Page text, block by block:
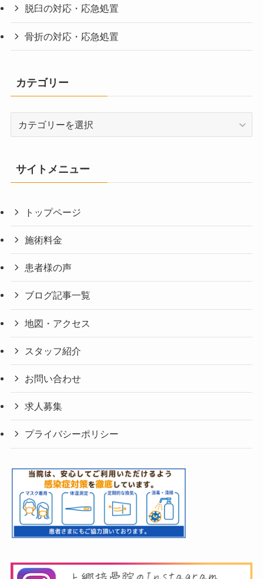
脱臼の対応・応急処置
骨折の対応・応急処置
カテゴリー
リ
サイトメニュー
トップページ
施術料金
患者様の声
ブログ記事一覧
地図・アクセス
スタッフ紹介
お問い合わせ
求人募集
プライバシーポリシー